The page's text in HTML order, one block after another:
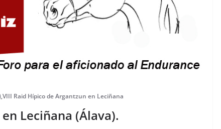
,VIII Raid Hípico de Argantzun en Leciñana
Leciñana (Álava).